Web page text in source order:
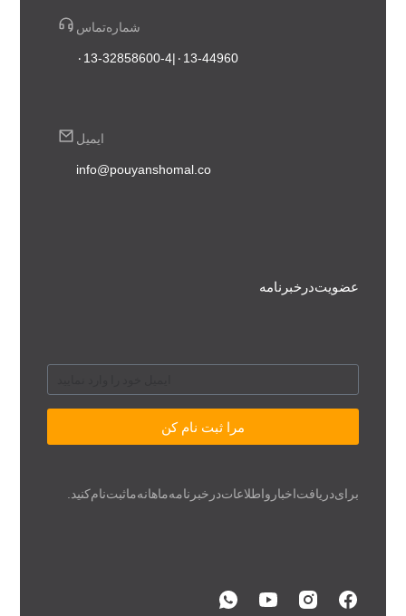
شماره تماس
۰13-44960 | ۰13-32858600-4
ایمیل
info@pouyanshomal.co
عضویت در خبرنامه
مرا ثبت نام کن
برای دریافت اخبار و اطلاعات در خبرنامه ماهانه ما ثبت نام کنید.